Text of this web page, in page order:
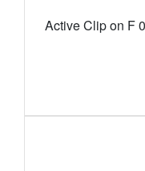
Active Clip on F